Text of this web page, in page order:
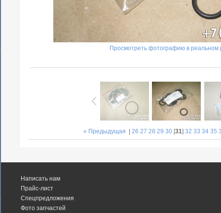
Просмотреть фотографию в реальном
« Предыдущая 26 27 28 29 30[31] 32 33 34 35
Написать нам
Прайс-лист
Спецпредложения
Фото запчастей